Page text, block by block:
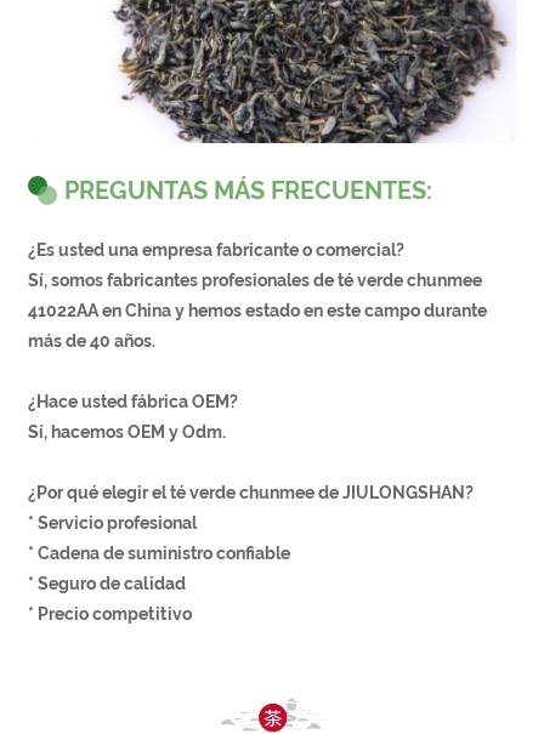
PREGUNTAS MÁS FRECUENTES:
¿Es usted una empresa fabricante o comercial?
Sí, somos fabricantes profesionales de té verde chunmee
41022AA en China y hemos estado en este campo durante
más de 40 años.
¿Hace usted fábrica OEM?
Sí, hacemos OEM y Odm.
¿Por qué elegir el té verde chunmee de JIULONGSHAN?
* Servicio profesional
* Cadena de suministro confiable
* Seguro de calidad
* Precio competitivo